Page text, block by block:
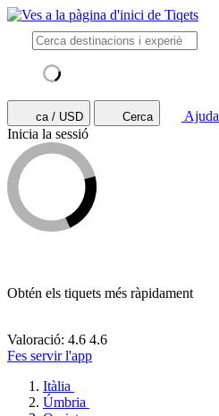
ca / USD Cerca
Ajuda
Inicia la sessió
Obtén els tiquets més ràpidament
Valoració: 4.6 4.6
Fes servir l'app
Itàlia
Úmbria